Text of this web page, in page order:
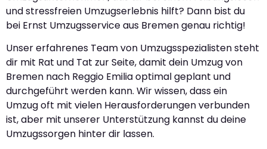
und stressfreien Umzugserlebnis hilft? Dann bist du
bei Ernst Umzugsservice aus Bremen genau richtig!
Unser erfahrenes Team von Umzugsspezialisten steht
dir mit Rat und Tat zur Seite, damit dein Umzug von
Bremen nach Reggio Emilia optimal geplant und
durchgeführt werden kann. Wir wissen, dass ein
Umzug oft mit vielen Herausforderungen verbunden
ist, aber mit unserer Unterstützung kannst du deine
Umzugssorgen hinter dir lassen.